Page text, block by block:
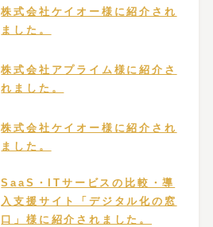
株式会社ケイオー様に紹介され
ました。
株式会社アプライム様に紹介さ
れました。
株式会社ケイオー様に紹介され
ました。
SaaS・ITサービスの比較・導
入支援サイト「デジタル化の窓
口」様に紹介されました。